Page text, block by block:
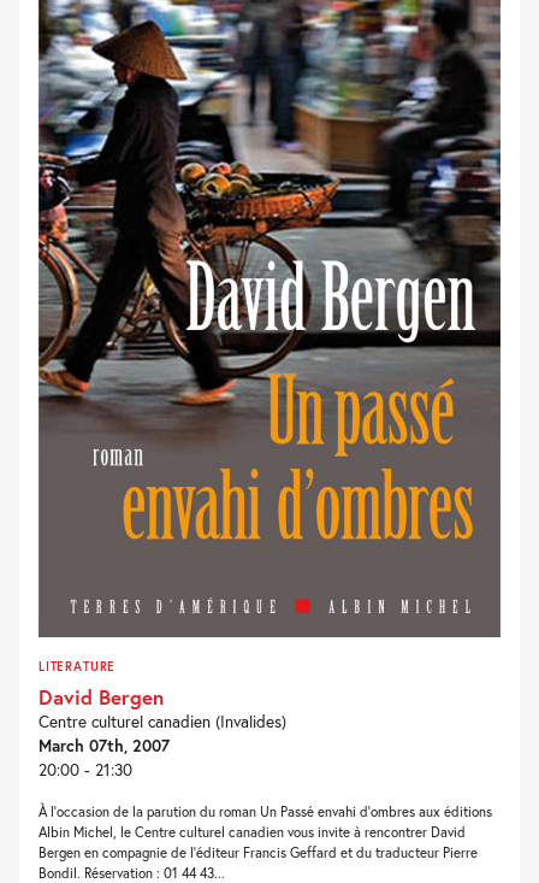
LITERATURE
David Bergen
Centre culturel canadien (Invalides)
March 07th, 2007
20:00 - 21:30
À l’occasion de la parution du roman Un Passé envahi d’ombres aux éditions
Albin Michel, le Centre culturel canadien vous invite à rencontrer David
Bergen en compagnie de l’éditeur Francis Geffard et du traducteur Pierre
Bondil. Réservation : 01 44 43...